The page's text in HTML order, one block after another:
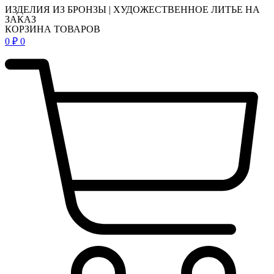
ИЗДЕЛИЯ ИЗ БРОНЗЫ | ХУДОЖЕСТВЕННОЕ ЛИТЬЕ НА
ЗАКАЗ
КОРЗИНА ТОВАРОВ
0 ₽ 0